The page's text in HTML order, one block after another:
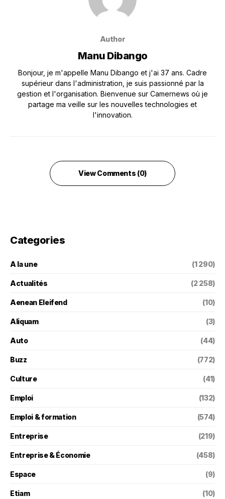
Author
Manu Dibango
Bonjour, je m'appelle Manu Dibango et j'ai 37 ans. Cadre
supérieur dans l'administration, je suis passionné par la
gestion et l'organisation. Bienvenue sur Camernews où je
partage ma veille sur les nouvelles technologies et
l'innovation.
View Comments (0)
Categories
A la une (1 290)
Actualités (2 258)
Aenean Eleifend (10)
Aliquam (3)
Auto (44)
Buzz (772)
Culture (41)
Emploi (132)
Emploi & formation (574)
Entreprise (219)
Entreprise & Économie (458)
Espace (9)
Etiam (10)